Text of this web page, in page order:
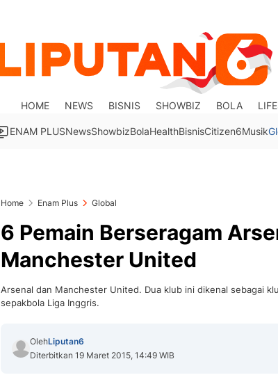
HOME NEWS BISNIS SHOWBIZ BOLA
ENAM PLUSNewsShowbizBolaHealthBisnisCitizen6Musik
Home Enam Plus Global
6 Pemain Berseragam
Manchester United
Arsenal dan Manchester United. Dua klub ini dikenal sebagai
sepakbola Liga Inggris.
OlehLiputan6
Diterbitkan 19 Maret 2015, 14:49 WIB